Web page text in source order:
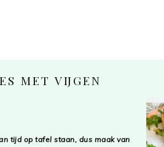
MET VIJGEN
tijd op tafel staan, dus maak van